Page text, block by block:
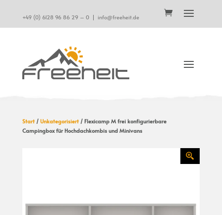
+49 (0) 6128 96 86 29 – 0 | info@freeheit.de
Start/ Unkategorisiert/ Flexicamp M frei konfigurierbare
Campingbox für Hochdachkombis und Minivans